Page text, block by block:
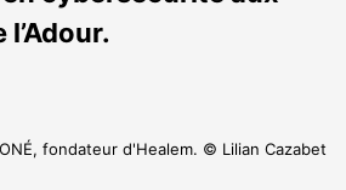
l’Adour.
fondateur d'Healem. © Lilian Cazabet